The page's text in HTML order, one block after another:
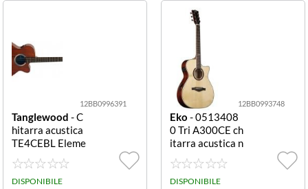
12BB0996391
Tanglewood - C
hitarra acustica
TE4CEBL Eleme
ntal Line Natura
l satin Mogano
Chitarra acustic
DISPONIBILE
12BB0993748
Eko - 0513408
0 Tri A300CE ch
itarra acustica n
atural A300CE
DISPONIBILE